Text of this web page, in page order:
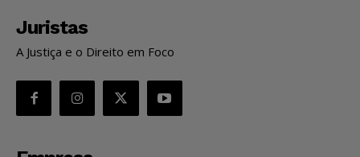
Juristas
A Justiça e o Direito em Foco